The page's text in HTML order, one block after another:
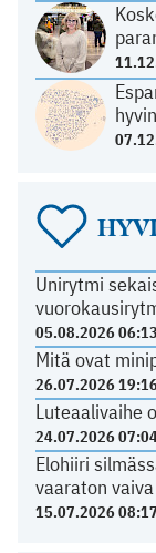
hyvin
Unirytmi
05.08.2026 06:13
Mitä ovat
26.07.2026
Luteaalivaihe
24.07.2026
Elohiiri
vaaraton vaiva
15.07.2026 08:17